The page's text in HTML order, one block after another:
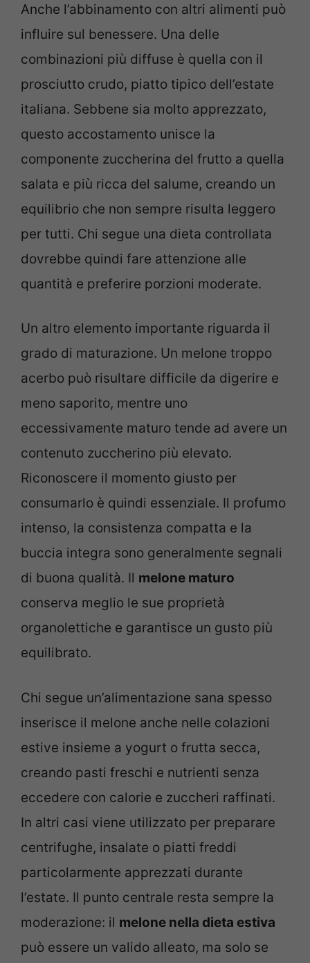
Anche l’abbinamento con altri alimenti può
influire sul benessere. Una delle
combinazioni più diffuse è quella con il
prosciutto crudo, piatto tipico dell’estate
italiana. Sebbene sia molto apprezzato,
questo accostamento unisce la
componente zuccherina del frutto a quella
salata e più ricca del salume, creando un
equilibrio che non sempre risulta leggero
per tutti. Chi segue una dieta controllata
dovrebbe quindi fare attenzione alle
quantità e preferire porzioni moderate.
Un altro elemento importante riguarda il
grado di maturazione. Un melone troppo
acerbo può risultare difficile da digerire e
meno saporito, mentre uno
eccessivamente maturo tende ad avere un
contenuto zuccherino più elevato.
Riconoscere il momento giusto per
consumarlo è quindi essenziale. Il profumo
intenso, la consistenza compatta e la
buccia integra sono generalmente segnali
di buona qualità. Il melone maturo
conserva meglio le sue proprietà
organolettiche e garantisce un gusto più
equilibrato.
Chi segue un’alimentazione sana spesso
inserisce il melone anche nelle colazioni
estive insieme a yogurt o frutta secca,
creando pasti freschi e nutrienti senza
eccedere con calorie e zuccheri raffinati.
In altri casi viene utilizzato per preparare
centrifughe, insalate o piatti freddi
particolarmente apprezzati durante
l’estate. Il punto centrale resta sempre la
moderazione: il melone nella dieta estiva
può essere un valido alleato, ma solo se